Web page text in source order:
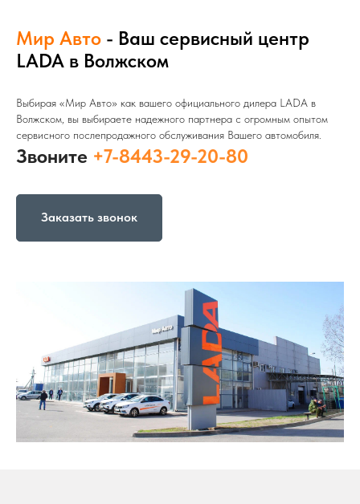
Мир Авто - Ваш сервисный центр
LADA в Волжском
Выбирая «Мир Авто» как вашего официального дилера LADA в
Волжском, вы выбираете надежного партнера с огромным опытом
сервисного послепродажного обслуживания Вашего автомобиля.
Звоните +7-8443-29-20-80
Заказать звонок